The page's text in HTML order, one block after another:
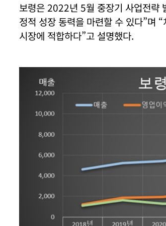
보령은 2022년 5월 중장기 사업전략
정적 성장 동력을 마련할 수 있다”며
시장에 적합하다”고 설명했다.